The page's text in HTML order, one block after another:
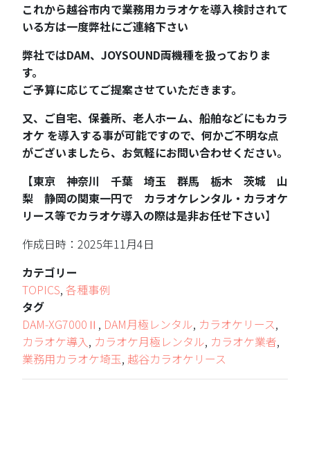
これから越谷市内で業務用カラオケを導入検討されて
いる方は一度弊社にご連絡下さい
弊社ではDAM、JOYSOUND両機種を扱っておりま
す。
ご予算に応じてご提案させていただきます。
又、ご自宅、保養所、老人ホーム、船舶などにもカラ
オケ を導入する事が可能ですので、何かご不明な点
がございましたら、お気軽にお問い合わせください。
【東京 神奈川 千葉 埼玉 群馬 栃木 茨城 山
梨 静岡の関東一円で カラオケレンタル・カラオケ
リース等でカラオケ導入の際は是非お任せ下さい】
作成日時：2025年11月4日
カテゴリー
TOPICS, 各種事例
タグ
DAM-XG7000Ⅱ , DAM月極レンタル, カラオケリース,
カラオケ導入, カラオケ月極レンタル, カラオケ業者,
業務用カラオケ埼玉, 越谷カラオケリース